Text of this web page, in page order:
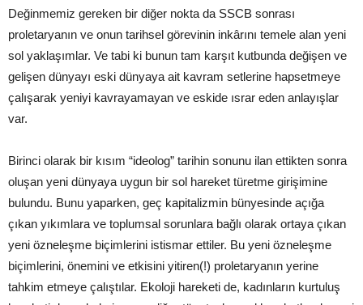
Değinmemiz gereken bir diğer nokta da SSCB sonrası
proletaryanın ve onun tarihsel görevinin inkârını temele alan yeni
sol yaklaşımlar. Ve tabi ki bunun tam karşıt kutbunda değişen ve
gelişen dünyayı eski dünyaya ait kavram setlerine hapsetmeye
çalışarak yeniyi kavrayamayan ve eskide ısrar eden anlayışlar
var.
Birinci olarak bir kısım “ideolog” tarihin sonunu ilan ettikten sonra
oluşan yeni dünyaya uygun bir sol hareket türetme girişimine
bulundu. Bunu yaparken, geç kapitalizmin bünyesinde açığa
çıkan yıkımlara ve toplumsal sorunlara bağlı olarak ortaya çıkan
yeni özneleşme biçimlerini istismar ettiler. Bu yeni özneleşme
biçimlerini, önemini ve etkisini yitiren(!) proletaryanın yerine
tahkim etmeye çalıştılar. Ekoloji hareketi de, kadınların kurtuluş